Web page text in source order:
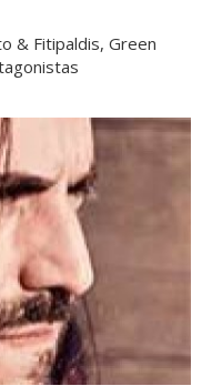
& Fitipaldis, Green